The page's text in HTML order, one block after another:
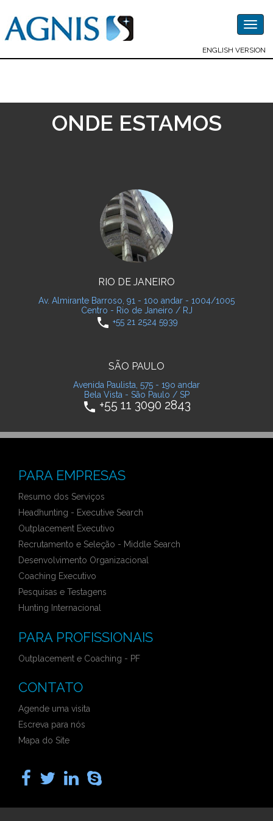
ENGLISH VERSION
ONDE ESTAMOS
RIO DE JANEIRO
Av. Almirante Barroso, 91 - 10o andar - 1004/1005
Centro - Rio de Janeiro / RJ
phone +55 21 2524 5939
SÃO PAULO
Avenida Paulista, 575 - 19o andar
Bela Vista - São Paulo / SP
phone +55 11 3090 2843
PARA EMPRESAS
Resumo dos Serviços
Headhunting - Executive Search
Outplacement Executivo
Recrutamento e Seleção - Middle Search
Desenvolvimento Organizacional
Coaching Executivo
Pesquisas e Testagens
Hunting Internacional
PARA PROFISSIONAIS
Outplacement e Coaching - PF
CONTATO
Agende uma visita
Escreva para nós
Mapa do Site